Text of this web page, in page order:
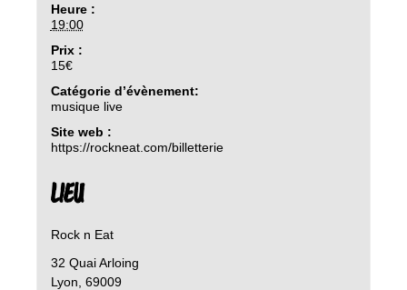
Heure :
19:00
Prix :
15€
Catégorie d’évènement:
musique live
Site web :
https://rockneat.com/billetterie
LIEU
Rock n Eat
32 Quai Arloing
Lyon 69009